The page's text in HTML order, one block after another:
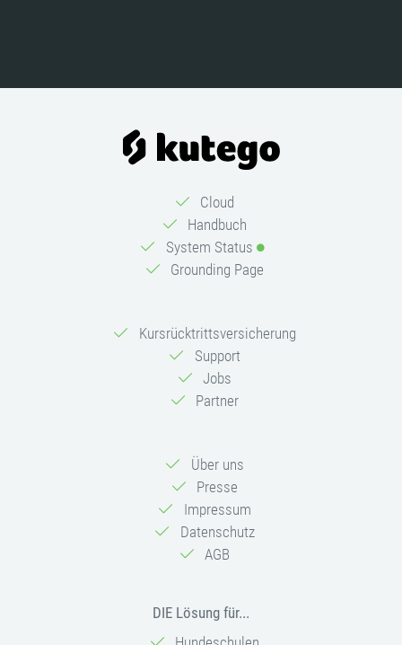
Cloud
Handbuch
System Status
Grounding Page
Kursrücktrittsversicherung
Support
Jobs
Partner
Über uns
Presse
Impressum
Datenschutz
AGB
DIE Lösung für...